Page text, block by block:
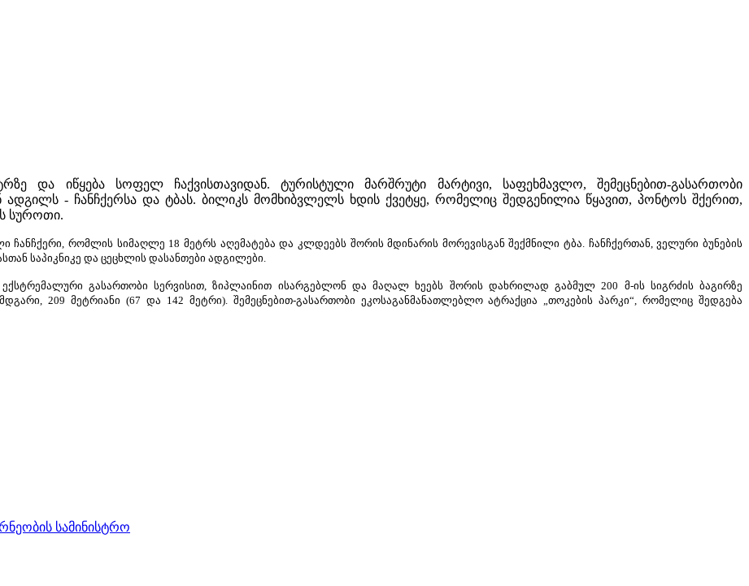
და იწყება სოფელ ჩაქვისთავიდან. ტურისტული მარშრუტი მარტივი, საფეხმავლო, შემეცნებით-გასართობი
ადგილს - ჩანჩქერსა და ტბას. ბილიკს მომხიბვლელს ხდის ქვეტყე, რომელიც შედგენილია წყავით, პონტოს შქერით,
სუროთი.
რომლის სიმაღლე 18 მეტრს აღემატება და კლდეებს შორის მდინარის მორევისგან შექმნილი ტბა. ჩანჩქერთან, ველური ბუნების
საპიკნიკე და ცეცხლის დასანთები ადგილები.
გასართობი სერვისით, ზიპლაინით ისარგებლონ და მაღალ ხეებს შორის დახრილად გაბმულ 200 მ-ის სიგრძის ბაგირზე
209 მეტრიანი (67 და 142 მეტრი). შემეცნებით-გასართობი ეკოსაგანმანათლებლო ატრაქცია „თოკების პარკი“, რომელიც შედგება
სამინისტრო